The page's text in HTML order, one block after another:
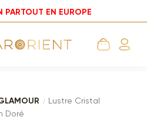
PARTOUT EN EUROPE
Lustre Cristal
Doré